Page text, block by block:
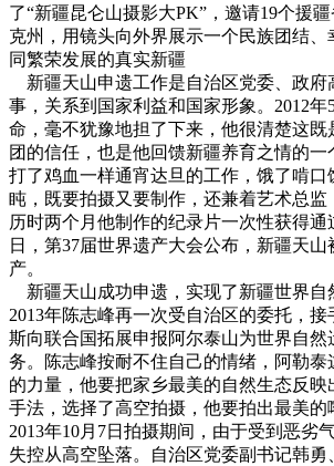
了“新疆昆仑山摄影大PK”，邀请19个援
克州，用镜头向外界展示一个民族团结
同繁荣发展的真实新疆
新疆天山申遗工作是自治区党委、政府
事，关系到国家利益和国家形象。2012年
命，毫不犹豫地担了下来，他很清楚这既
团的信任，也是他回馈新疆养育之情的一
打了鸡血一样通宵达旦的工作，饿了啃口
盹，既要拍摄又要制作，还兼着艺术总监
历时两个月他制作的纪录片一次性获得通
日，第37届世界遗产大会公布，新疆天
产。
新疆天山成功申遗，实现了新疆世界自
2013年陈志峰再一次受自治区的委托，接
斯向联合国拓展申报阿尔泰山为世界自然
务。陈志峰按耐不住自己的情绪，阿勒泰
的力量，他要把家乡最美的自然生态反映
手法，选择了高空拍摄，他要拍出最美的
2013年10月7日拍摄期间，由于受到恶劣
失控从高空坠落。自治区党委副书记韩